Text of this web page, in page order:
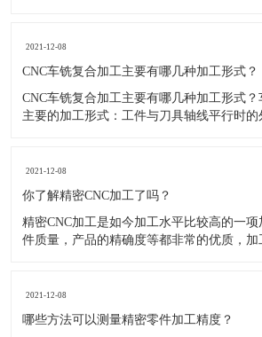
其他的常规材料，比如铜材和铝合金，究其
因素： 一
2021-12-08
CNC车铣复合加工主要有哪几种加工形式？
CNC车铣复合加工主要有哪几种加工形式
主要的加工形式：工件与刀具轴线平行时
2021-12-08
​你了解精密CNC加工了吗？
精密CNC加工是如今加工水平比较高的一
件质量，产品的精确度等都非常的优质，
自动化技术水平高，非常适合加工轮廊样子
零
2021-12-08
​哪些方法可以测量精密零件加工精度？